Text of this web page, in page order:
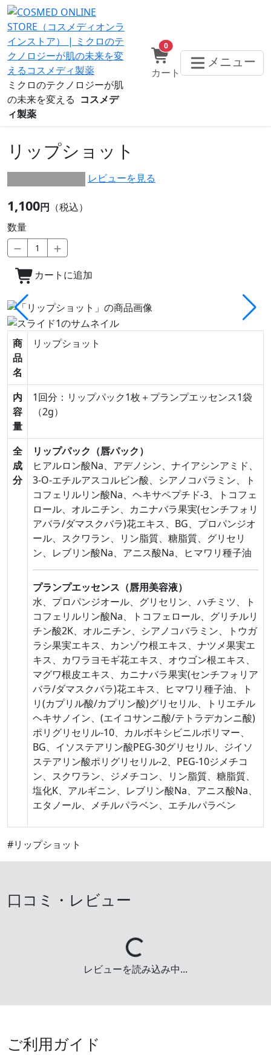
ミクロのテクノロジーが肌
の未来を変える コスメデ
ィ製薬
0
カート
メニュー
リップショット
レビューを見る
1,100円 （税込）
数量
カートに追加
商
品
名
リップショット
内
容
量
1回分：リップパック1枚＋プランプエッセンス1袋
（2g）
全
成
分
リップパック（唇パック）
ヒアルロン酸Na、アデノシン、ナイアシンアミド、
3-O-エチルアスコルビン酸、シアノコバラミン、ト
コフェリルリン酸Na、ヘキサペプチド-3、トコフェ
ロール、オルニチン、カニナバラ果実(センチフォリ
アバラ/ダマスクバラ)花エキス、BG、プロパンジオ
ール、スクワラン、リン脂質、糖脂質、グリセリ
ン、レブリン酸Na、アニス酸Na、ヒマワリ種子油
プランプエッセンス（唇用美容液）
水、プロパンジオール、グリセリン、ハチミツ、ト
コフェリルリン酸Na、トコフェロール、グリチルリ
チン酸2K、オルニチン、シアノコバラミン、トウガ
ラシ果実エキス、カンゾウ根エキス、ナツメ果実エ
キス、カワラヨモギ花エキス、オウゴン根エキス、
マグワ根皮エキス、カニナバラ果実(センチフォリア
バラ/ダマスクバラ)花エキス、ヒマワリ種子油、ト
リ(カプリル酸/カプリン酸)グリセリル、トリエチル
ヘキサノイン、(エイコサンニ酸/テトラデカンニ酸)
ポリグリセリル-10、カルボキシビニルポリマー、
BG、イソステアリン酸PEG-30グリセリル、ジイソ
ステアリン酸ポリグリセリル-2、PEG-10ジメチコ
ン、スクワラン、ジメチコン、リン脂質、糖脂質、
塩化K、アルギニン、レブリン酸Na、アニス酸Na、
エタノール、メチルパラベン、エチルパラベン
#リップショット
口コミ・レビュー
Loading...
レビューを読み込み中...
ご利用ガイド